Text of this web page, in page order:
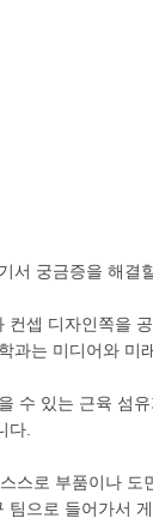
서 궁금증을 해결
컨셉 디자인쪽을
과는 미디어와 미
수 있는 근육 섬
다.
스로 부품이나 도
팀으로 들어가서